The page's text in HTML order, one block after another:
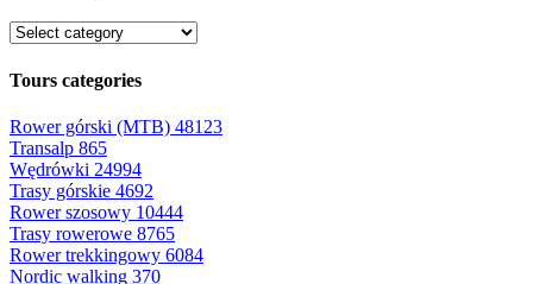
Tours categories
Rower górski (MTB) 48123
Transalp 865
Wędrówki 24994
Trasy górskie 4692
Rower szosowy 10444
Trasy rowerowe 8765
Rower trekkingowy 6084
Nordic walking 370